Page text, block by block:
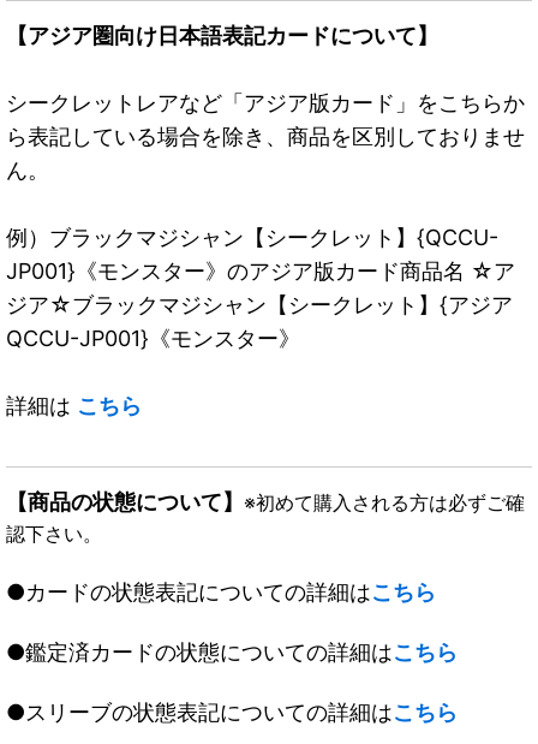
【アジア圏向け日本語表記カードについて】
シークレットレアなど「アジア版カード」をこちらか
ら表記している場合を除き、商品を区別しておりませ
ん。
例）ブラックマジシャン【シークレット】{QCCU-
JP001}《モンスター》のアジア版カード商品名 ☆ア
ジア☆ブラックマジシャン【シークレット】{アジア
QCCU-JP001}《モンスター》
詳細は こちら
【商品の状態について】 ※初めて購入される方は必ずご確
認下さい。
●カードの状態表記についての詳細はこちら
●鑑定済カードの状態についての詳細はこちら
●スリーブの状態表記についての詳細はこちら